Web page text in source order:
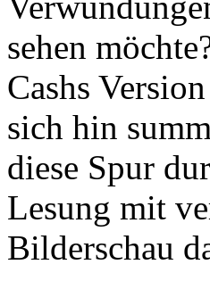
sehen
Cashs
sich hin
diese Spur
Lesung mit
Bilderschau